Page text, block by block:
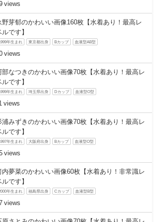
野芽郁のかわいい画像160枚【水着あり！最高レ
ルです】
年生まれ 東京都出身 Bカップ 血液型AB型
部なつきのかわいい画像70枚【水着あり！最高レ
ルです】
年生まれ 埼玉県出身 Dカップ 血液型O型
浦みずきのかわいい画像70枚【水着あり！最高レ
ルです】
年生まれ 大阪府出身 Bカップ 血液型O型
内夢菜のかわいい画像60枚【水着あり！非常識レ
ルです】
年生まれ 福島県出身 Cカップ 血液型B型